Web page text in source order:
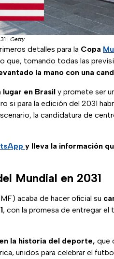
Getty
detalles para la Copa
que, tomando todas las
la mano con una
lugar en Brasil y promete ser
si para la edición del 2031
la candidatura de
y lleva la información
Mundial en 2031
acaba de hacer oficial su
, con la promesa de entregar
la historia del deporte, que
unidos para celebrar el